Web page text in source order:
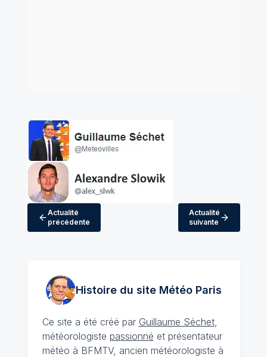
Actualité
précédente
Actualité
suivante
Histoire du site MétéoParis
Ce site a été créé par Guillaume Séchet,
météorologiste passionné et présentateur
météo à BFMTV, ancien météorologiste à